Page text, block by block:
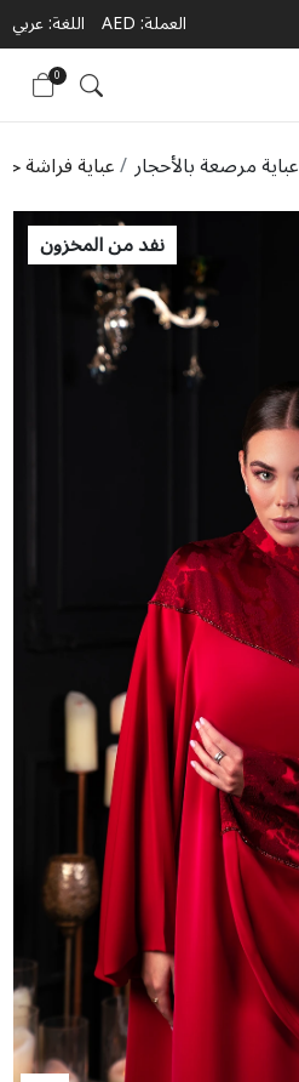
العملة:AED اللغة: عربي
0
عباية مرصعة بالأحجار عباية فراشة
نفد من المخزون